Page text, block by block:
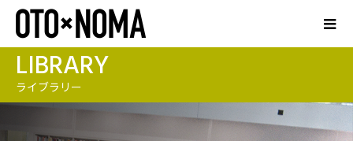
LIBRARY
ライブラリー